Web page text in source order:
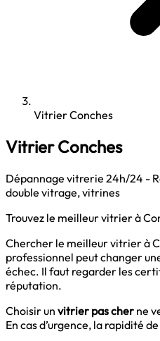
Vitrier Conches
Vitrier Conches
Dépannage vitrerie 24h/24 -
double vitrage, vitrines
Trouvez le meilleur vitrier à
Chercher le meilleur vitrier à
professionnel peut changer
échec. Il faut regarder les
réputation.
Choisir un vitrier pas cher ne
En cas d’urgence, la rapidité